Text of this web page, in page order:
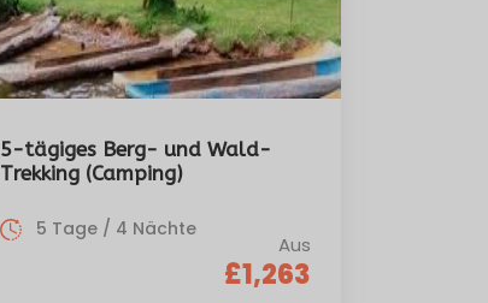
5-tägiges Berg- und Wald-
Trekking (Camping)
Aus
£1,263
5 Tage / 4 Nächte